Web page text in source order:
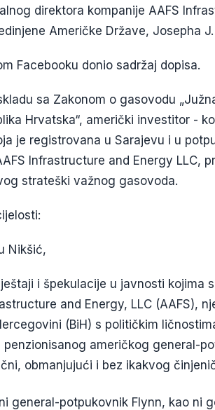
direktora kompanije AAFS
Američke Države, Josepha
Facebooku donio sadržaj dopisa.
sa Zakonom o gasovodu
Hrvatska“, američki investitor -
je registrovana u Sarajevu i u
Infrastructure and Energy LLC,
strateški važnog gasovoda.
Nikšić,
i špekulacije u javnosti kojima
and Energy, LLC (AAFS),
(BiH) s političkim
penzionisanog američkog general-
obmanjujući i bez ikakvog
general-potpukovnik Flynn, kao ni